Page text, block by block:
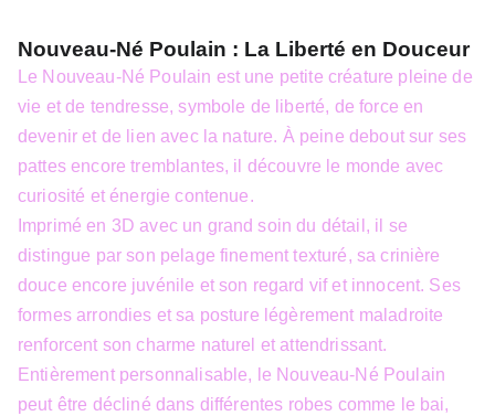
Nouveau-Né Poulain : La Liberté en Douceur
Le Nouveau-Né Poulain est une petite créature pleine de
vie et de tendresse, symbole de liberté, de force en
devenir et de lien avec la nature. À peine debout sur ses
pattes encore tremblantes, il découvre le monde avec
curiosité et énergie contenue.
Imprimé en 3D avec un grand soin du détail, il se
distingue par son pelage finement texturé, sa crinière
douce encore juvénile et son regard vif et innocent. Ses
formes arrondies et sa posture légèrement maladroite
renforcent son charme naturel et attendrissant.
Entièrement personnalisable, le Nouveau-Né Poulain
peut être décliné dans différentes robes comme le bai,